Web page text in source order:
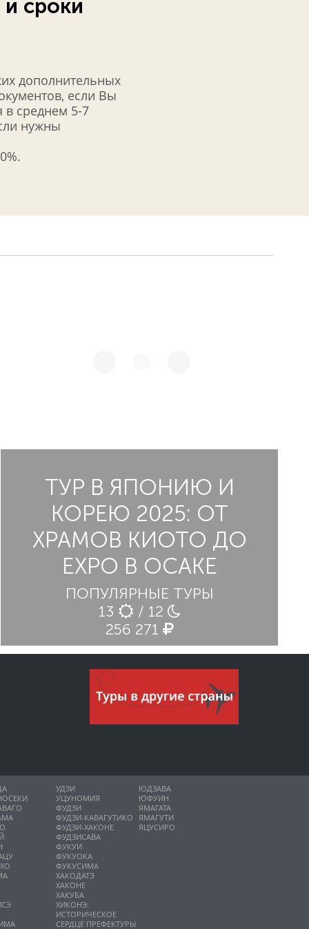
Киёмидзу-дэра, где можно обрести мудрость,
долголетие или здоровье, испив воды из источника и
обрести любовь у камней Любви в святилище Дзисю.
сроки
дополнительных
если Вы
в среднем 5-7
нужны
ТУР В ЯПОНИЮ И
КОРЕЮ 2025: ОТ
ХРАМОВ КИОТО ДО
EXPO В ОСАКЕ
ПОПУЛЯРНЫЕ ТУРЫ
13
/ 12
256 271
УДЗИ
УЦУНОМИЯ
ФУДЗИ
ФУДЗИ-КАВАГУТИКО
ФУДЗИ-ХАКОНЕ
ФУДЗИСАВА
ФУКУИ
ФУКУОКА
ФУКУСИМА
ХАКОДАТЭ
ХАКОНЕ
ХАКУБА
ХИКОНЭ:
ИСТОРИЧЕСКОЕ
СЕРДЦЕ ПРЕФЕКТУРЫ
ЮДЗАВА
ЮФУИН
ЯМАГАТА
ЯМАГУТИ
ЯЦУСИРО